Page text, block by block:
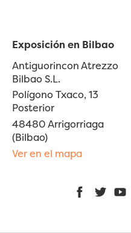
Exposición en Bilbao
Antiguorincon Atrezzo
Bilbao S.L.
Polígono Txaco, 13
Posterior
48480 Arrigorriaga
(Bilbao)
Ver en el mapa
Facebook